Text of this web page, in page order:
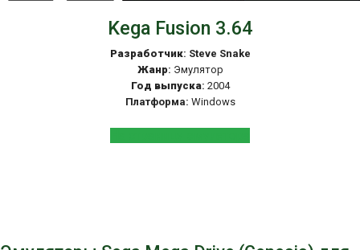
Kega Fusion 3.64
Разработчик: Steve Snake
Жанр: Эмулятор
Год выпуска: 2004
Платформа: Windows